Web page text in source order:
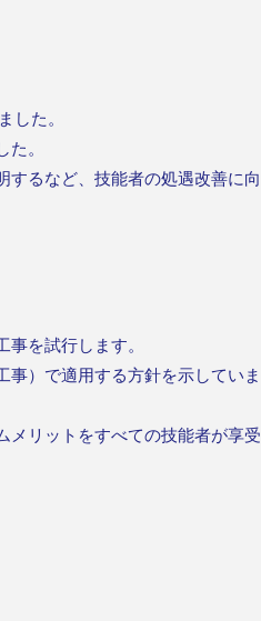
した。
。
するなど、技能者の処遇改善に向
を試行します。
）で適用する方針を示していま
リットをすべての技能者が享受